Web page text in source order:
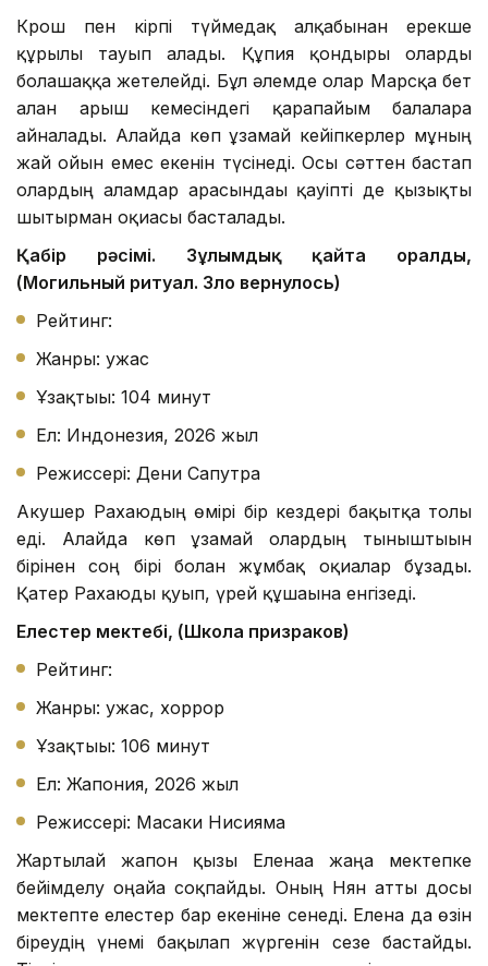
Крош пен кірпі түймедақ алқабынан ерекше
құрылғы тауып алады. Құпия қондырғы оларды
болашаққа жетелейді. Бұл әлемде олар Марсқа бет
алған ғарыш кемесіндегі қарапайым балаларға
айналады. Алайда көп ұзамай кейіпкерлер мұның
жай ойын емес екенін түсінеді. Осы сәттен бастап
олардың ғаламдар арасындағы қауіпті де қызықты
шытырман оқиғасы басталады.
Қабір рәсімі. Зұлымдық қайта оралды,
(Могильный ритуал. Зло вернулось)
Рейтинг:
Жанры: ужас
Ұзақтығы: 104 минут
Ел: Индонезия, 2026 жыл
Режиссері: Дени Сапутра
Акушер Рахаюдың өмірі бір кездері бақытқа толы
еді. Алайда көп ұзамай олардың тыныштығын
бірінен соң бірі болған жұмбақ оқиғалар бұзады.
Қатер Рахаюды қуып, үрей құшағына енгізеді.
Елестер мектебі, (Школа призраков)
Рейтинг:
Жанры: ужас, хоррор
Ұзақтығы: 106 минут
Ел: Жапония, 2026 жыл
Режиссері: Масаки Нисияма
Жартылай жапон қызы Еленаға жаңа мектепке
бейімделу оңайға соқпайды. Оның Нян атты досы
мектепте елестер бар екеніне сенеді. Елена да өзін
біреудің үнемі бақылап жүргенін сезе бастайды.